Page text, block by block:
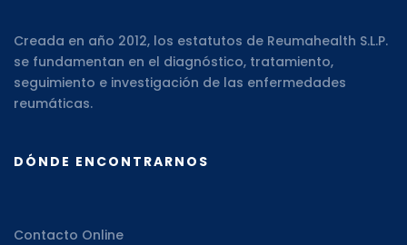
Creada en año 2012, los estatutos de Reumahealth S.L.P.
se fundamentan en el diagnóstico, tratamiento,
seguimiento e investigación de las enfermedades
reumáticas.
DÓNDE ENCONTRARNOS
Contacto Online